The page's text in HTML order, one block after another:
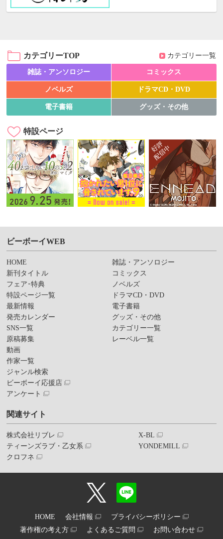
カテゴリーTOP カテゴリー一覧
雑誌・アンソロジー コミックス
ノベルズ ドラマCD・DVD
電子書籍 グッズ・その他
特設ページ
ビーボーイWEB
HOME
新刊タイトル
フェア･特典
特設ページ一覧
最新情報
発売カレンダー
SNS一覧
原稿募集
動画
作家一覧
ジャンル検索
ビーボーイ応援店
アンケート
雑誌・アンソロジー
コミックス
ノベルズ
ドラマCD・DVD
電子書籍
グッズ・その他
カテゴリー一覧
レーベル一覧
関連サイト
株式会社リブレ
ティーンズラブ・乙女系
クロフネ
X-BL
YONDEMILL
HOME 会社情報
プライバシーポリシー
著作権の考え方
よくあるご質問 お問い合わせ